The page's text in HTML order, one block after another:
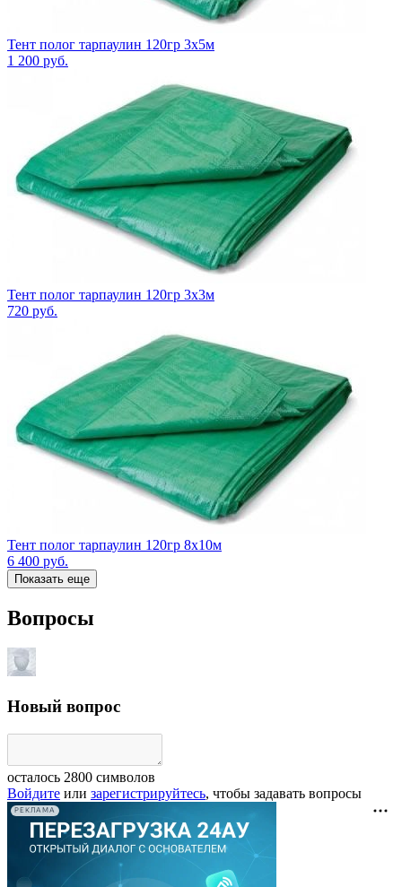
Тент полог тарпаулин 120гр 3х5м
1 200 руб.
Тент полог тарпаулин 120гр 3х3м
720 руб.
Тент полог тарпаулин 120гр 8х10м
6 400 руб.
Показать еще
Вопросы
Новый вопрос
осталось 2800 символов
Войдите или зарегистрируйтесь, чтобы задавать вопросы
РЕКЛАМА